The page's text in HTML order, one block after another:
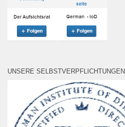
UNSERE SELBSTVERPFLICHTUNGEN